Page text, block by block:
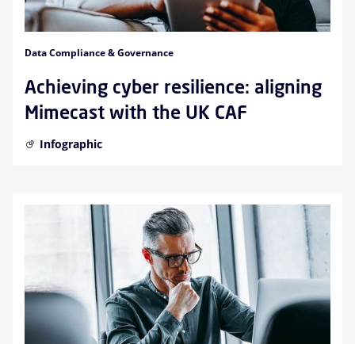
Data Compliance & Governance
Achieving cyber resilience: aligning
Mimecast with the UK CAF
Infographic